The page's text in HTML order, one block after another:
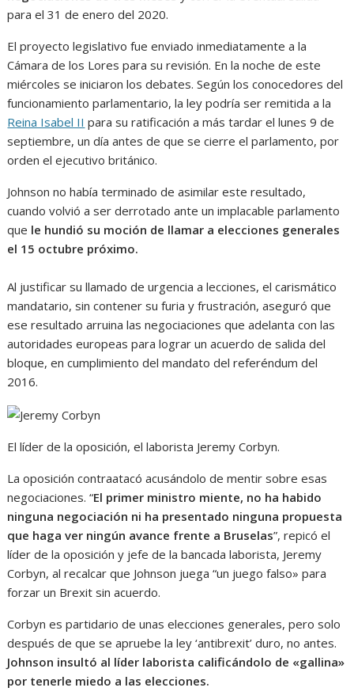
para el 31 de enero del 2020.
El proyecto legislativo fue enviado inmediatamente a la
Cámara de los Lores para su revisión. En la noche de este
miércoles se iniciaron los debates. Según los conocedores del
funcionamiento parlamentario, la ley podría ser remitida a la
Reina Isabel II para su ratificación a más tardar el lunes 9 de
septiembre, un día antes de que se cierre el parlamento, por
orden el ejecutivo británico.
Johnson no había terminado de asimilar este resultado,
cuando volvió a ser derrotado ante un implacable parlamento
que le hundió su moción de llamar a elecciones generales
el 15 octubre próximo.
Al justificar su llamado de urgencia a lecciones, el carismático
mandatario, sin contener su furia y frustración, aseguró que
ese resultado arruina las negociaciones que adelanta con las
autoridades europeas para lograr un acuerdo de salida del
bloque, en cumplimiento del mandato del referéndum del
2016.
El líder de la oposición, el laborista Jeremy Corbyn.
La oposición contraatacó acusándolo de mentir sobre esas
negociaciones. “El primer ministro miente, no ha habido
ninguna negociación ni ha presentado ninguna propuesta
que haga ver ningún avance frente a Bruselas”, repicó el
líder de la oposición y jefe de la bancada laborista, Jeremy
Corbyn, al recalcar que Johnson juega “un juego falso» para
forzar un Brexit sin acuerdo.
Corbyn es partidario de unas elecciones generales, pero solo
después de que se apruebe la ley ‘antibrexit’ duro, no antes.
Johnson insultó al líder laborista calificándolo de «gallina»
por tenerle miedo a las elecciones.